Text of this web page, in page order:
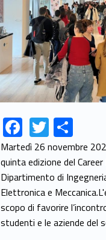
Link identifier share facebook archive #share-link-archive-65198F
ac
e
b
o
o
Link identifier share twitter archive #share-link-archive-19474T
w
itt
er
S
h
ar
e
Martedì 26 novembre
quinta edizione del Career
Dipartimento di
Elettronica e
scopo di favorire
studenti e le aziende del